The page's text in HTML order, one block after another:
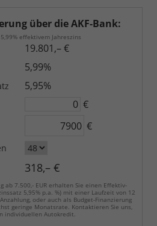
über die AKF-Bank:
effektivem Jahreszins
19.801,– €
5,99%
5,95%
€
€
318,– €
ab 7.500,- EUR erhalten Sie einen Effektiv-
5,95% p.a. %) mit einer Laufzeit von 12
oder auch als Budget-Finanzierung
geringe Monatsrate. Kontaktieren Sie uns,
individuellen Autokredit.